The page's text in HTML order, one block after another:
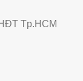
Tp.HCM